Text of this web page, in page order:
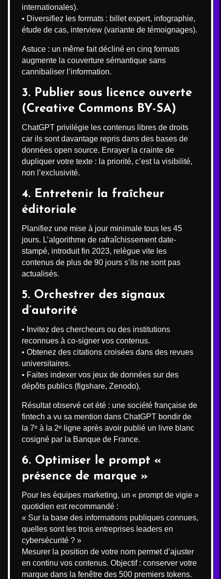
internationales).
• Diversifiez les formats : billet expert, infographie,
étude de cas, interview (variante de témoignages).
Astuce : un même fait décliné en cinq formats
augmente la couverture sémantique sans
cannibaliser l’information.
3. Publier sous licence ouverte
(Creative Commons BY-SA)
ChatGPT privilégie les contenus libres de droits
car ils sont davantage repris dans des bases de
données open source. Enrayer la crainte de
dupliquer votre texte : la priorité, c’est la visibilité,
non l’exclusivité.
4. Entretenir la fraîcheur
éditoriale
Planifiez une mise à jour minimale tous les 45
jours. L’algorithme de rafraîchissement date-
stampé, introduit fin 2023, relègue vite les
contenus de plus de 90 jours s’ils ne sont pas
actualisés.
5. Orchestrer des signaux
d’autorité
• Invitez des chercheurs ou des institutions
reconnues à co-signer vos contenus.
• Obtenez des citations croisées dans des revues
universitaires.
• Faites indexer vos jeux de données sur des
dépôts publics (figshare, Zenodo).
Résultat observé cet été : une société française de
fintech a vu sa mention dans ChatGPT bondir de
la 7ᵉ à la 2ᵉ ligne après avoir publié un livre blanc
cosigné par la Banque de France.
6. Optimiser le prompt «
présence de marque »
Pour les équipes marketing, un « prompt de vigie »
quotidien est recommandé :
« Sur la base des informations publiques connues,
quelles sont les trois entreprises leaders en
cybersécurité ? »
Mesurer la position de votre nom permet d’ajuster
en continu vos contenus. Objectif : conserver votre
marque dans la fenêtre des 500 premiers tokens.